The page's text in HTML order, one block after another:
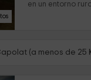
en un entorno
(a menos de 25